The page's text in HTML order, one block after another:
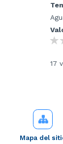
17
Mapa del